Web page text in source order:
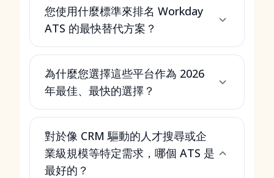
您使用什麼標準來排名 Workday
ATS 的最快替代方案？
為什麼您選擇這些平台作為 2026
年最佳、最快的選擇？
對於像 CRM 驅動的人才搜尋或企
業級規模等特定需求，哪個 ATS 是
最好的？